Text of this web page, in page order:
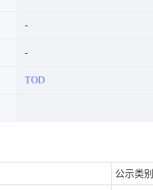
TOD
公示类